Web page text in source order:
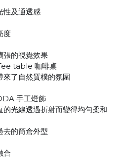
性及通透感
度
張的視覺效果
table 咖啡桌
來了自然質樸的氛圍
手工燈飾
的光線透過折射而變得均勻柔和
去的筒倉外型
合